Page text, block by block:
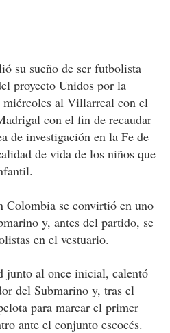
su sueño de ser futbolista
proyecto Unidos por la
miércoles al Villarreal con el
con el fin de recaudar
de investigación en la Fe de
de vida de los niños que
Colombia se convirtió en uno
y, antes del partido, se
en el vestuario.
junto al once inicial, calentó
del Submarino y, tras el
para marcar el primer
ante el conjunto escocés.